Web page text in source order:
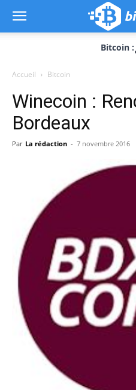
Bitcoin :
Accueil Bitcoin
Winecoin :
Bordeaux
Par La rédaction - 7 novembre 2016